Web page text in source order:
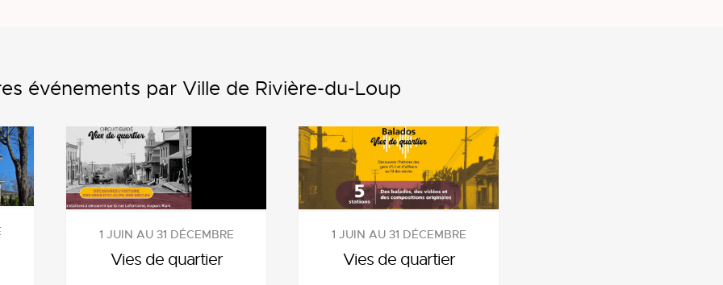
événements par Ville de Rivière-du-Loup
1 JUIN AU 31 DÉCEMBRE
Vies de quartier
1 JUIN AU 31 DÉCEMBRE
Vies de quartier